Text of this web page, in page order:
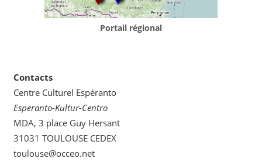
Portail régional
Contacts
Centre Culturel Espéranto
Esperanto-Kultur-Centro
MDA, 3 place Guy Hersant
31031 TOULOUSE CEDEX
toulouse@occeo.net